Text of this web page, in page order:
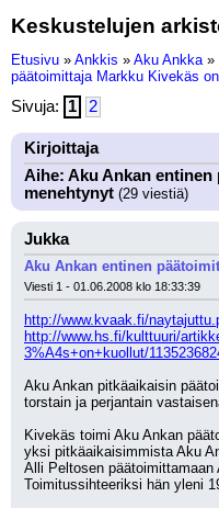
Keskustelujen
Etusivu » Ankkis » Aku Ankka »
päätoimittaja Markku Kivekäs
Sivuja: 1 2
Kirjoittaja
Aihe: Aku Ankan
menehtynyt (29 viestiä)
Jukka
Aku Ankan entinen
Viesti 1 - 01.06.2008 klo 18:33:39
http://www.kvaak.fi/
http://www.hs.fi/kulttuuri/
3%A4s+on+kuollut/
Aku Ankan pitkäaikaisin
torstain ja perjantain
Kivekäs toimi Aku Ankan
yksi pitkäaikaisimmista Aku
Alli Peltosen päätoimittamaan
Toimitussihteeriksi hän yleni